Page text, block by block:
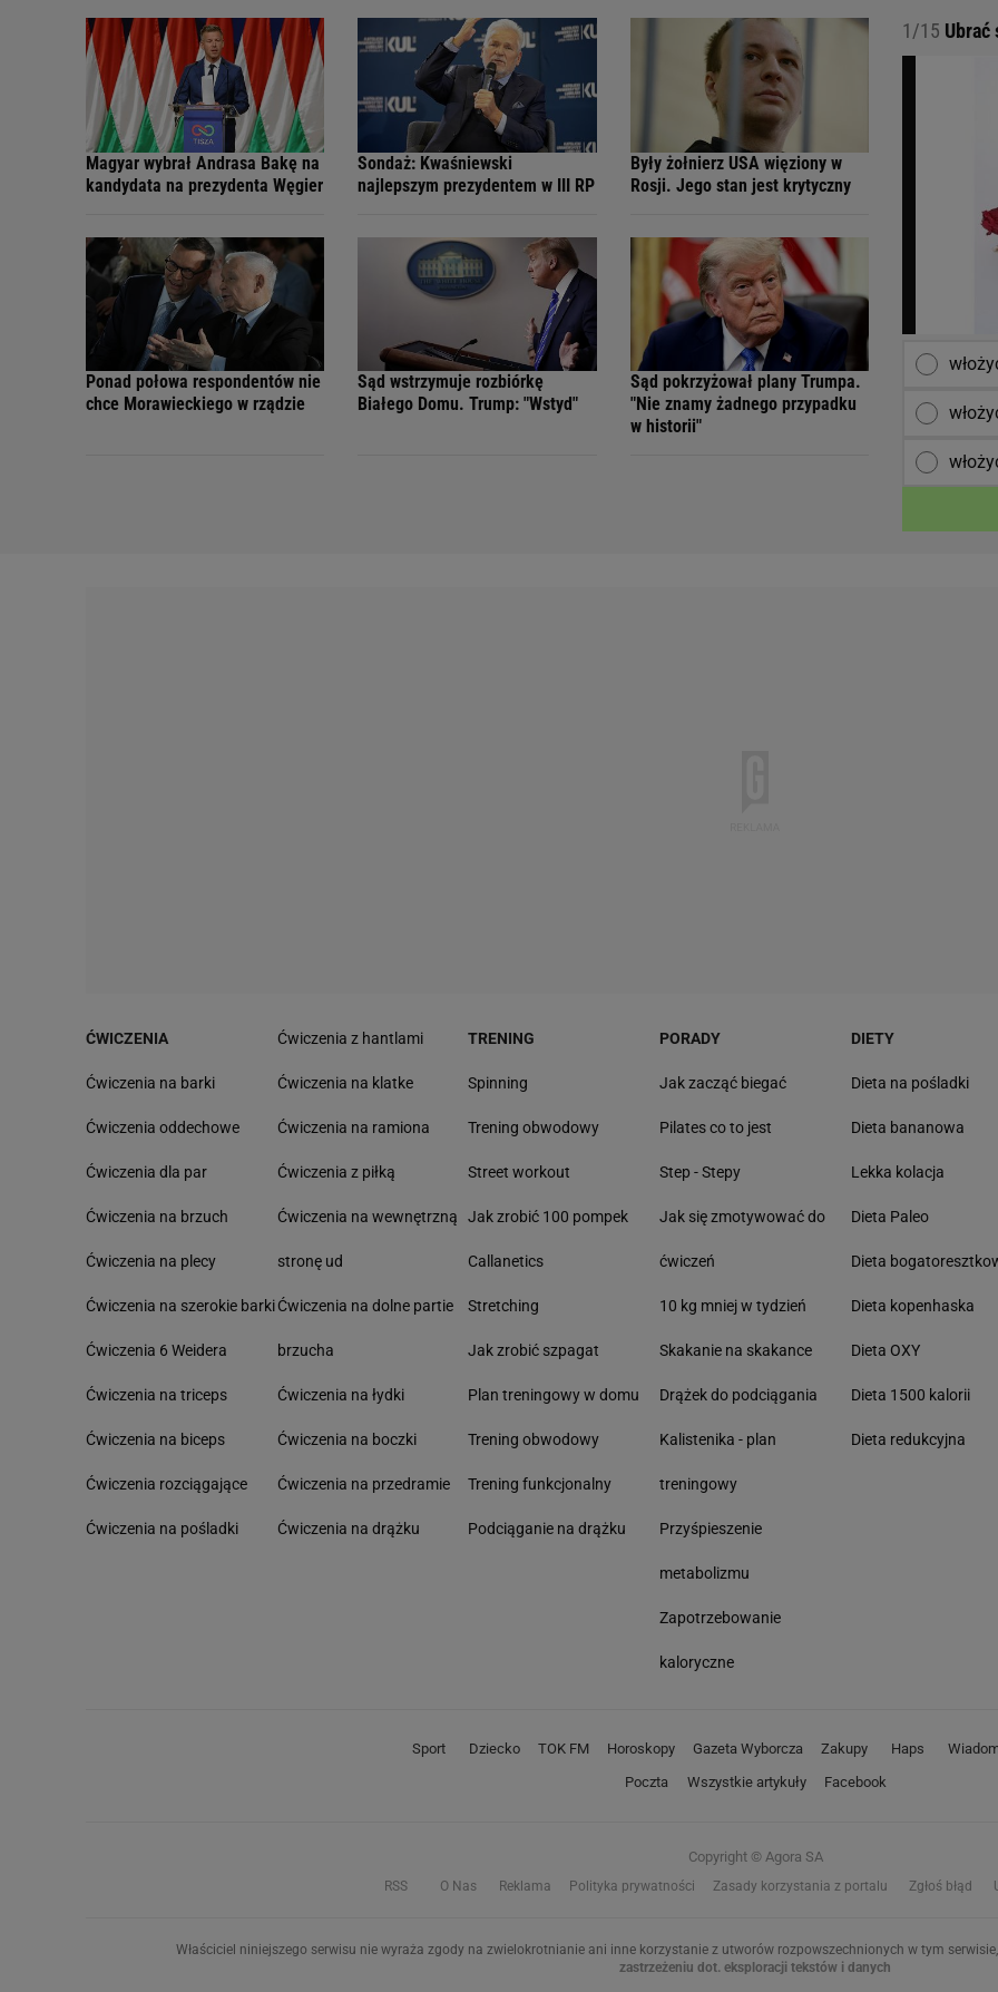
Magyar wybrał Andrasa Bakę na
kandydata na prezydenta Węgier
Sondaż: Kwaśniewski
najlepszym prezydentem w III RP
Były żołnierz USA więziony w
Rosji. Jego stan jest krytyczny
Ponad połowa respondentów nie
chce Morawieckiego w rządzie
Sąd wstrzymuje rozbiórkę
Białego Domu. Trump: "Wstyd"
Sąd pokrzyżował plany Trumpa.
"Nie znamy żadnego przypadku
w historii"
1/15 Ubrać
ĆWICZENIA
Ćwiczenia na barki
Ćwiczenia oddechowe
Ćwiczenia dla par
Ćwiczenia na brzuch
Ćwiczenia na plecy
Ćwiczenia na szerokie barki
Ćwiczenia 6 Weidera
Ćwiczenia na triceps
Ćwiczenia na biceps
Ćwiczenia rozciągające
Ćwiczenia na pośladki
Ćwiczenia z hantlami
Ćwiczenia na klatke
Ćwiczenia na ramiona
Ćwiczenia z piłką
Ćwiczenia na wewnętrzną
stronę ud
Ćwiczenia na dolne partie
brzucha
Ćwiczenia na łydki
Ćwiczenia na boczki
Ćwiczenia na przedramie
Ćwiczenia na drążku
TRENING
Spinning
Trening obwodowy
Street workout
Jak zrobić 100 pompek
Callanetics
Stretching
Jak zrobić szpagat
Plan treningowy w domu
Trening obwodowy
Trening funkcjonalny
Podciąganie na drążku
PORADY
Jak zacząć biegać
Pilates co to jest
Step - Stepy
Jak się zmotywować do
ćwiczeń
10 kg mniej w tydzień
Skakanie na skakance
Drążek do podciągania
Kalistenika - plan
treningowy
Przyśpieszenie
metabolizmu
Zapotrzebowanie
kaloryczne
DIETY
Dieta na pośladki
Dieta bananowa
Lekka kolacja
Dieta Paleo
Dieta
Dieta kopenhaska
Dieta OXY
Dieta 1500 kalorii
Dieta redukcyjna
Sport Dziecko TOK FM Horoskopy Gazeta Wyborcza Zakupy Haps
Poczta
Wszystkie artykuły Facebook
Copyright © Agora SA
RSS O Nas Reklama Polityka prywatności Zasady korzystania z portalu Zgłoś błąd
Właściciel niniejszego serwisu nie wyraża zgody na zwielokrotnianie ani inne korzystanie z utworów rozpowszechnionych w tym
zastrzeżeniu dot. eksploracji tekstów i danych